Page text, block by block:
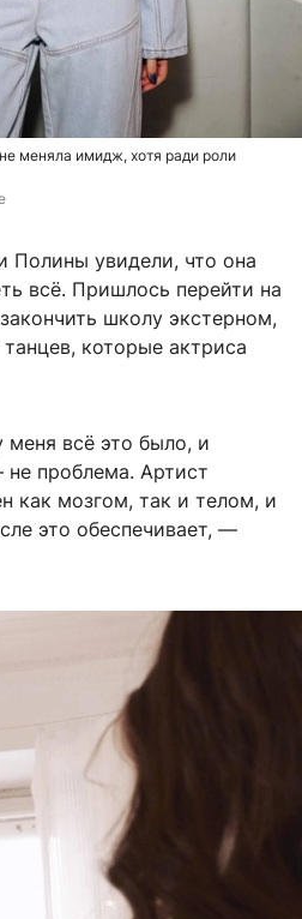
меняла имидж, хотя ради роли
Полины увидели, что она
всё. Пришлось перейти на
школу экстерном,
которые актриса
всё это было, и
проблема. Артист
как мозгом, так и телом, и
это обеспечивает, —